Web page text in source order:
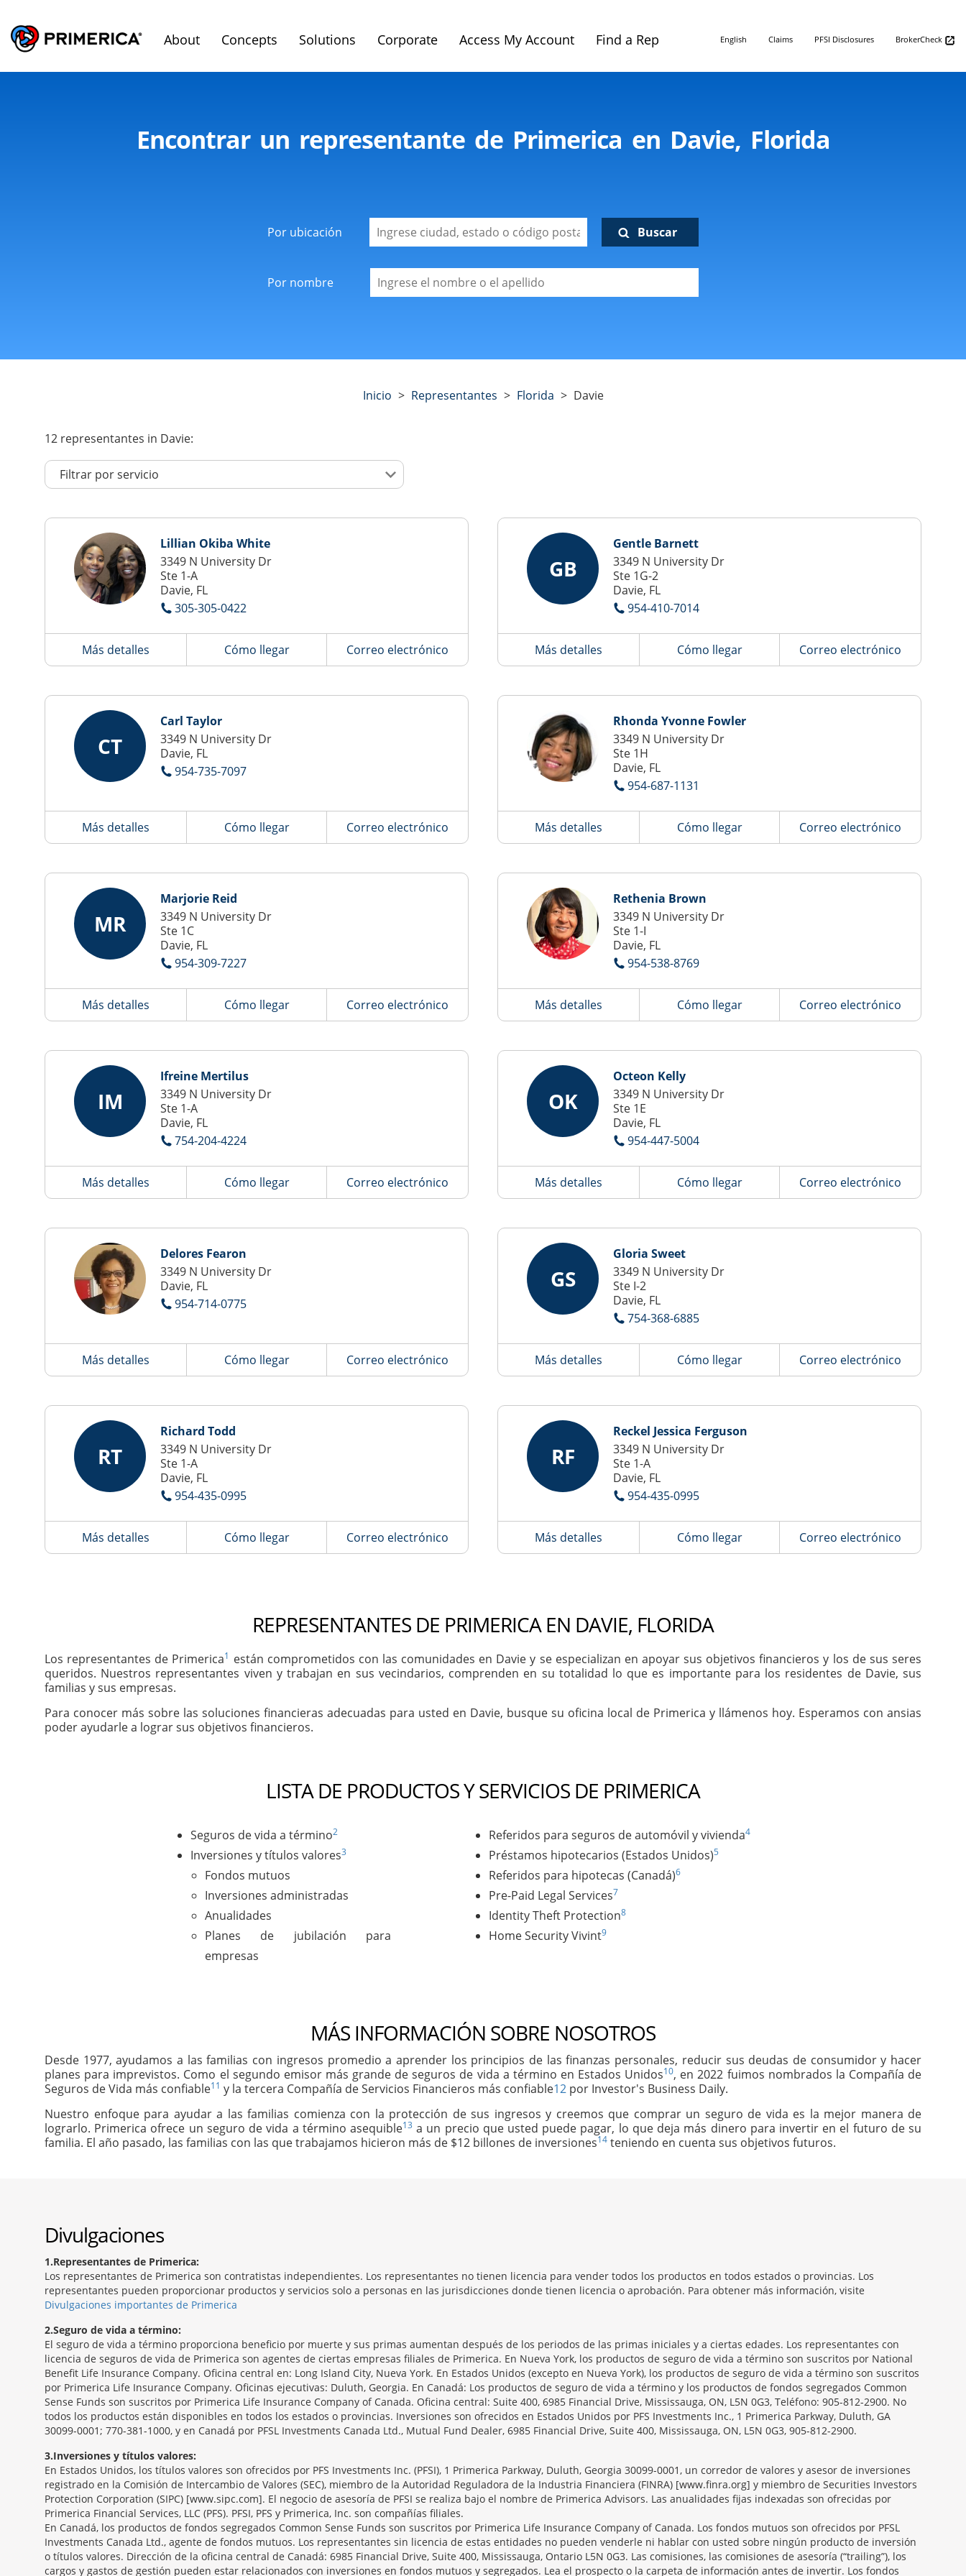
About Concepts Solutions Corporate Access My Account Find a Rep English Claims PFSI Disclosures BrokerCheck
Encontrar un representante de Primerica en Davie, Florida
Por ubicación Buscar
Por nombre
Inicio > Representantes > Florida > Davie
12 representantes in Davie:
Lillian Okiba White
3349 N University Dr
Ste 1-A
Davie, FL
305-305-0422
Más detalles Cómo llegar Correo electrónico
GB
Gentle Barnett
3349 N University Dr
Ste 1G-2
Davie, FL
954-410-7014
Más detalles Cómo llegar Correo electrónico
CT
Carl Taylor
3349 N University Dr
Davie, FL
954-735-7097
Más detalles Cómo llegar Correo electrónico
Rhonda Yvonne Fowler
3349 N University Dr
Ste 1H
Davie, FL
954-687-1131
Más detalles Cómo llegar Correo electrónico
MR
Marjorie Reid
3349 N University Dr
Ste 1C
Davie, FL
954-309-7227
Más detalles Cómo llegar Correo electrónico
Rethenia Brown
3349 N University Dr
Ste 1-I
Davie, FL
954-538-8769
Más detalles Cómo llegar Correo electrónico
IM
Ifreine Mertilus
3349 N University Dr
Ste 1-A
Davie, FL
754-204-4224
Más detalles Cómo llegar Correo electrónico
OK
Octeon Kelly
3349 N University Dr
Ste 1E
Davie, FL
954-447-5004
Más detalles Cómo llegar Correo electrónico
Delores Fearon
3349 N University Dr
Davie, FL
954-714-0775
Más detalles Cómo llegar Correo electrónico
GS
Gloria Sweet
3349 N University Dr
Ste I-2
Davie, FL
754-368-6885
Más detalles Cómo llegar Correo electrónico
RT
Richard Todd
3349 N University Dr
Ste 1-A
Davie, FL
954-435-0995
Más detalles Cómo llegar Correo electrónico
RF
Reckel Jessica Ferguson
3349 N University Dr
Ste 1-A
Davie, FL
954-435-0995
Más detalles Cómo llegar Correo electrónico
REPRESENTANTES DE PRIMERICA EN DAVIE, FLORIDA
Los representantes de Primerica1 están comprometidos con las comunidades en Davie y se especializan en apoyar sus objetivos financieros y los de sus seres
queridos. Nuestros representantes viven y trabajan en sus vecindarios, comprenden en su totalidad lo que es importante para los residentes de Davie, sus
familias y sus empresas.
Para conocer más sobre las soluciones financieras adecuadas para usted en Davie, busque su oficina local de Primerica y llámenos hoy. Esperamos con ansias
poder ayudarle a lograr sus objetivos financieros.
LISTA DE PRODUCTOS Y SERVICIOS DE PRIMERICA
Seguros de vida a término2
Inversiones y títulos valores3
Fondos mutuos
Inversiones administradas
Anualidades
Planes de jubilación para
empresas
Referidos para seguros de automóvil y vivienda4
Préstamos hipotecarios (Estados Unidos)5
Referidos para hipotecas (Canadá)6
Pre-Paid Legal Services7
Identity Theft Protection8
Home Security Vivint9
MÁS INFORMACIÓN SOBRE NOSOTROS
Desde 1977, ayudamos a las familias con ingresos promedio a aprender los principios de las finanzas personales, reducir sus deudas de consumidor y hacer
planes para imprevistos. Como el segundo emisor más grande de seguros de vida a término en Estados Unidos10, en 2022 fuimos nombrados la Compañía de
Seguros de Vida más confiable11 y la tercera Compañía de Servicios Financieros más confiable12 por Investor's Business Daily.
Nuestro enfoque para ayudar a las familias comienza con la protección de sus ingresos y creemos que comprar un seguro de vida es la mejor manera de
lograrlo. Primerica ofrece un seguro de vida a término asequible13 a un precio que usted puede pagar, lo que deja más dinero para invertir en el futuro de su
familia. El año pasado, las familias con las que trabajamos hicieron más de $12 billones de inversiones14 teniendo en cuenta sus objetivos futuros.
Divulgaciones
1 Representantes de Primerica:
Los representantes de Primerica son contratistas independientes. Los representantes no tienen licencia para vender todos los productos en todos estados o provincias. Los
representantes pueden proporcionar productos y servicios solo a personas en las jurisdicciones donde tienen licencia o aprobación. Para obtener más información, visite
Divulgaciones importantes de Primerica
2 Seguro de vida a término:
El seguro de vida a término proporciona beneficio por muerte y sus primas aumentan después de los periodos de las primas iniciales y a ciertas edades. Los representantes con
licencia de seguros de vida de Primerica son agentes de ciertas empresas filiales de Primerica. En Nueva York, los productos de seguro de vida a término son suscritos por National
Benefit Life Insurance Company. Oficina central en: Long Island City, Nueva York. En Estados Unidos (excepto en Nueva York), los productos de seguro de vida a término son suscritos
por Primerica Life Insurance Company. Oficinas ejecutivas: Duluth, Georgia. En Canadá: Los productos de seguro de vida a término y los productos de fondos segregados Common
Sense Funds son suscritos por Primerica Life Insurance Company of Canada. Oficina central: Suite 400, 6985 Financial Drive, Mississauga, ON, L5N 0G3, Teléfono: 905-812-2900. No
todos los productos están disponibles en todos los estados o provincias. Inversiones son ofrecidos en Estados Unidos por PFS Investments Inc., 1 Primerica Parkway, Duluth, GA
30099-0001; 770-381-1000, y en Canadá por PFSL Investments Canada Ltd., Mutual Fund Dealer, 6985 Financial Drive, Suite 400, Mississauga, ON, L5N 0G3, 905-812-2900.
3 Inversiones y títulos valores:
En Estados Unidos, los títulos valores son ofrecidos por PFS Investments Inc. (PFSI), 1 Primerica Parkway, Duluth, Georgia 30099-0001, un corredor de valores y asesor de inversiones
registrado en la Comisión de Intercambio de Valores (SEC), miembro de la Autoridad Reguladora de la Industria Financiera (FINRA) [www.finra.org] y miembro de Securities Investors
Protection Corporation (SIPC) [www.sipc.com]. El negocio de asesoría de PFSI se realiza bajo el nombre de Primerica Advisors. Las anualidades fijas indexadas son ofrecidas por
Primerica Financial Services, LLC (PFS). PFSI, PFS y Primerica, Inc. son compañías filiales.
En Canadá, los productos de fondos segregados Common Sense Funds son suscritos por Primerica Life Insurance Company of Canada. Los fondos mutuos son ofrecidos por PFSL
Investments Canada Ltd., agente de fondos mutuos. Los representantes sin licencia de estas entidades no pueden venderle ni hablar con usted sobre ningún producto de inversión
o títulos valores. Dirección de la oficina central de Canadá: 6985 Financial Drive, Suite 400, Mississauga, Ontario L5N 0G3. Las comisiones, las comisiones de asesoría (“trailing”), los
cargos y gastos de gestión pueden estar relacionados con inversiones en fondos mutuos y segregados. Lea el prospecto o la carpeta de información antes de invertir. Los fondos